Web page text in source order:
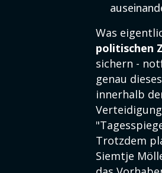
Was
politischen
sichern -
genau
innerhalb
Trotzdem
Siemtje